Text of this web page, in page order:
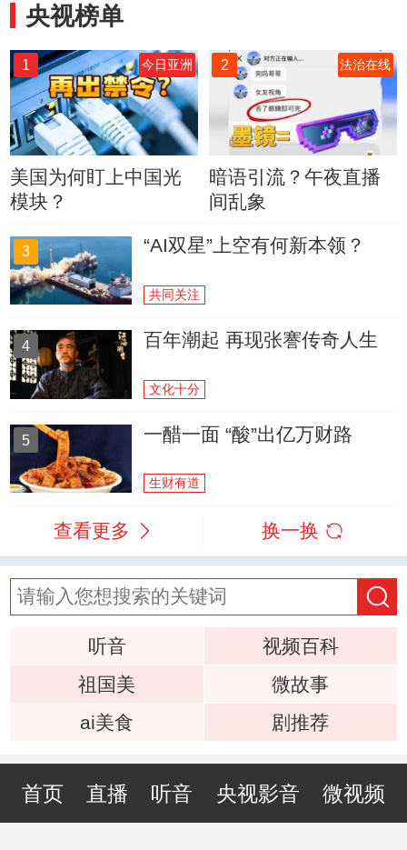
央视榜单
1 今日亚洲
美国为何盯上中国光
模块？
2 法治在线
暗语引流？午夜直播
间乱象
3 “AI双星”上空有何新本领？
共同关注
4 百年潮起 再现张謇传奇人生
文化十分
5 一醋一面 “酸”出亿万财路
生财有道
查看更多 换一换
听音
视频百科
祖国美
微故事
ai美食
剧推荐
首页 直播 听音 央视影音 微视频